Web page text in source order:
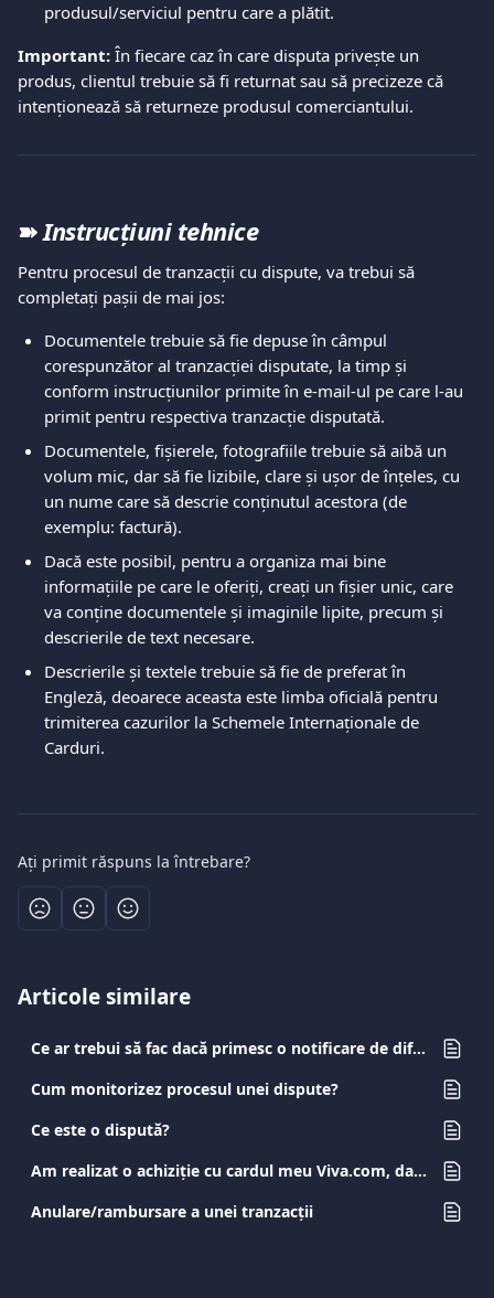
produsul/serviciul pentru care a plătit.
Important: În fiecare caz în care disputa privește un
produs, clientul trebuie să fi returnat sau să precizeze că
intenționează să returneze produsul comerciantului.
➽ Instrucțiuni tehnice
Pentru procesul de tranzacții cu dispute, va trebui să
completați pașii de mai jos:
Documentele trebuie să fie depuse în câmpul
corespunzător al tranzacției disputate, la timp și
conform instrucțiunilor primite în e-mail-ul pe care l-au
primit pentru respectiva tranzacție disputată.
Documentele, fișierele, fotografiile trebuie să aibă un
volum mic, dar să fie lizibile, clare și ușor de înțeles, cu
un nume care să descrie conținutul acestora (de
exemplu: factură).
Dacă este posibil, pentru a organiza mai bine
informațiile pe care le oferiți, creați un fișier unic, care
va conține documentele și imaginile lipite, precum și
descrierile de text necesare.
Descrierile și textele trebuie să fie de preferat în
Engleză, deoarece aceasta este limba oficială pentru
trimiterea cazurilor la Schemele Internaționale de
Carduri.
Ați primit răspuns la întrebare?
Articole similare
Ce ar trebui să fac dacă primesc o notificare de diferend?
Cum monitorizez procesul unei dispute?
Ce este o dispută?
Am realizat o achiziție cu cardul meu Viva.com, dar nu am primit produsul/serviciul. Ce ar trebui să fac?
Anulare/rambursare a unei tranzacții